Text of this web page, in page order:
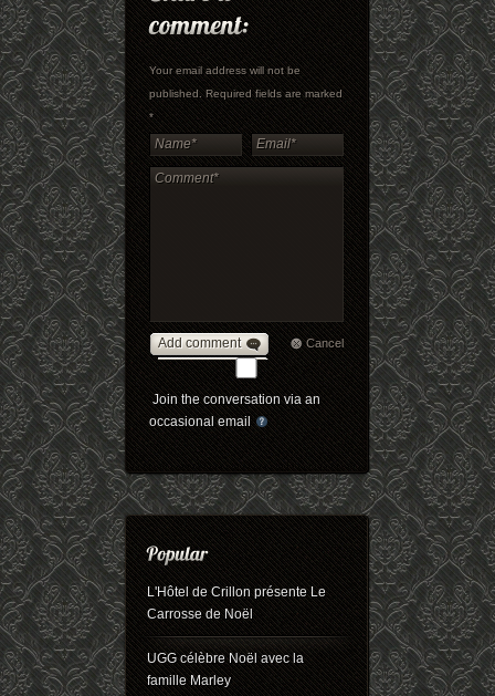
Your email address will not be
published. Required fields are marked
*
Add comment Cancel
Join the conversation via an
occasional email
L'Hôtel de Crillon présente Le
Carrosse de Noël
UGG célèbre Noël avec la
famille Marley